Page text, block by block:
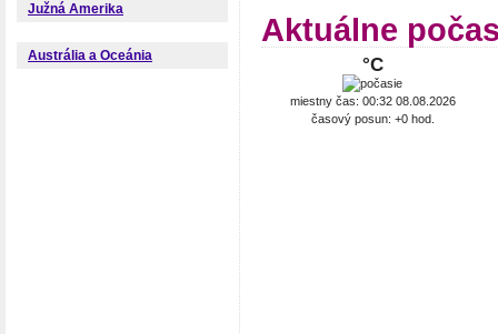
Južná Amerika
Austrália a Oceánia
Aktuálne
°C
miestny čas: 00:32 08.08.2026
časový posun: +0 hod.